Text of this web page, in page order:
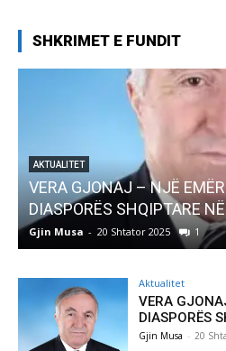
SHKRIMET E FUNDIT
I NJOHUR I
NË ITALI
Gjin
Aktualitet
VERA
DIASPORËS
Gjin Musa - 20